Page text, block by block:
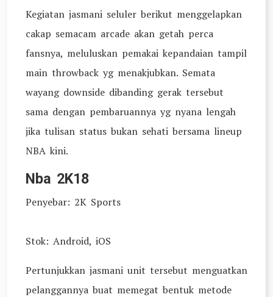
Kegiatan jasmani seluler berikut menggelapkan
cakap semacam arcade akan getah perca
fansnya, meluluskan pemakai kepandaian tampil
main throwback yg menakjubkan. Semata
wayang downside dibanding gerak tersebut
sama dengan pembaruannya yg nyana lengah
jika tulisan status bukan sehati bersama lineup
NBA kini.
Nba 2K18
Penyebar: 2K Sports
Stok: Android, iOS
Pertunjukkan jasmani unit tersebut menguatkan
pelanggannya buat memegat bentuk metode